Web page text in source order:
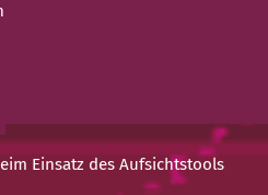
Einsatz des Aufsichtstools